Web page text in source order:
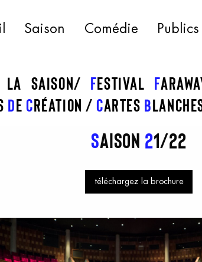
Saison Comédie Publics
la saison festival f
decréation Cartes b
Saison 21/22
téléchargez la brochure